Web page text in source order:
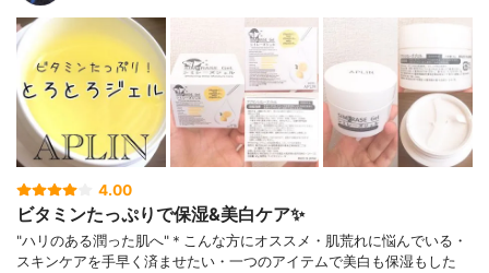
4.00
ビタミンたっぷりで保湿&美白ケア✨
"ハリのある潤った肌へ"＊こんな方にオススメ・肌荒れに悩んでいる・
スキンケアを手早く済ませたい・一つのアイテムで美白も保湿もした